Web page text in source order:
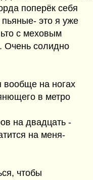
поперёк себя
это я уже
с меховым
Очень солидно
вообще на ногах
в метро
на двадцать -
на меня-
чтобы